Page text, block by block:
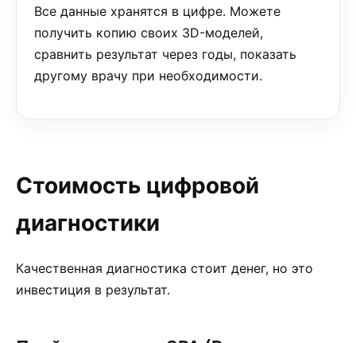
Все данные хранятся в цифре. Можете
получить копию своих 3D-моделей,
сравнить результат через годы, показать
другому врачу при необходимости.
Стоимость цифровой
диагностики
Качественная диагностика стоит денег, но это
инвестиция в результат.